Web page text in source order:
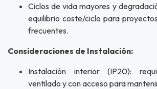
Ciclos de vida mayores y
equilibrio coste/ciclo para
frecuentes.
Consideraciones de Instalación:
Instalación interior (IP20):
ventilado y con acceso para